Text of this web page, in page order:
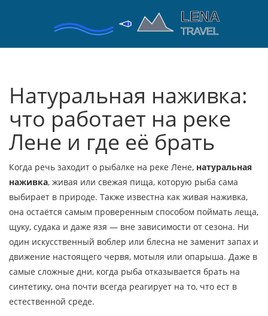
Натуральная наживка:
что работает на реке
Лене и где её брать
Когда речь заходит о рыбалке на реке Лене, натуральная
наживка, живая или свежая пища, которую рыба сама
выбирает в природе. Также известна как живая наживка,
она остаётся самым проверенным способом поймать леща,
щуку, судака и даже язя — вне зависимости от сезона. Ни
один искусственный воблер или блесна не заменит запах и
движение настоящего червя, мотыля или опарыша. Даже в
самые сложные дни, когда рыба отказывается брать на
синтетику, она почти всегда реагирует на то, что ест в
естественной среде.